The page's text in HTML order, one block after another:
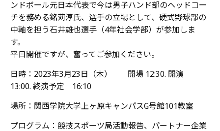
ンドボール元日本代表で今は男子ハンド部のヘッドコー
チを務める銘苅淳氏、選手の立場として、硬式野球部の
中軸を担う石井雄也選手（4年社会学部）が参加しま
す。
平日開催ですが、奮ってご参加ください。
日時：2023年3月23日（木） 開場 12:30. 開演
13:00. 終演予定 16:10
場所：関西学院大学上ヶ原キャンパスG号館101教室
プログラム：競技スポーツ局活動報告、パートナー企業